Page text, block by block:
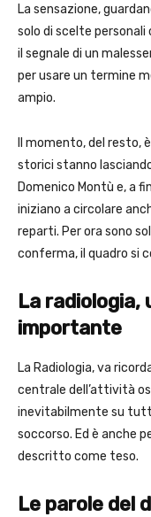
La sensazione,
solo di scelte
il segnale di un
per usare un termine
ampio.
Il momento, del resto,
storici stanno
Domenico Montù e, a
iniziano a circolare
reparti. Per ora sono
conferma, il quadro si
La
importante
La Radiologia, va
centrale dell’attività
inevitabilmente su
soccorso. Ed è anche
descritto come teso.
Le parole del